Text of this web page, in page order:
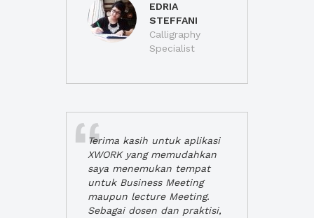
EDRIA
STEFFANI
Calligraphy
Specialist
Terima kasih untuk aplikasi
XWORK yang memudahkan
saya menemukan tempat
untuk Business Meeting
maupun lecture Meeting.
Sebagai dosen dan praktisi,